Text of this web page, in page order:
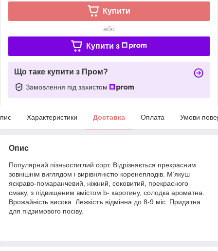
Купити
або
Купити з
Що таке купити з Пром?
Замовлення під захистом
Характеристики Доставка Оплата Умови
Опис
Популярний пізньостиглий сорт. Відрізняється прекрасним
зовнішнім виглядом і вирівняністю коренеплодів. М’якуш
яскраво-помаранчевий, ніжний, соковитий, прекрасного
смаку, з підвищеним вмістом b- каротину, солодка ароматна.
Врожайність висока. Лежкістъ відмінна до 8-9 міс. Придатна
для підзимового посіву.